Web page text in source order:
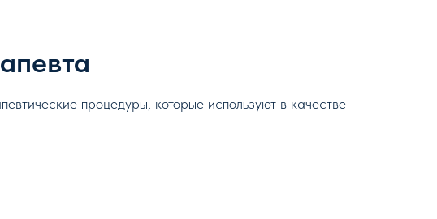
процедуры, которые используют в качестве